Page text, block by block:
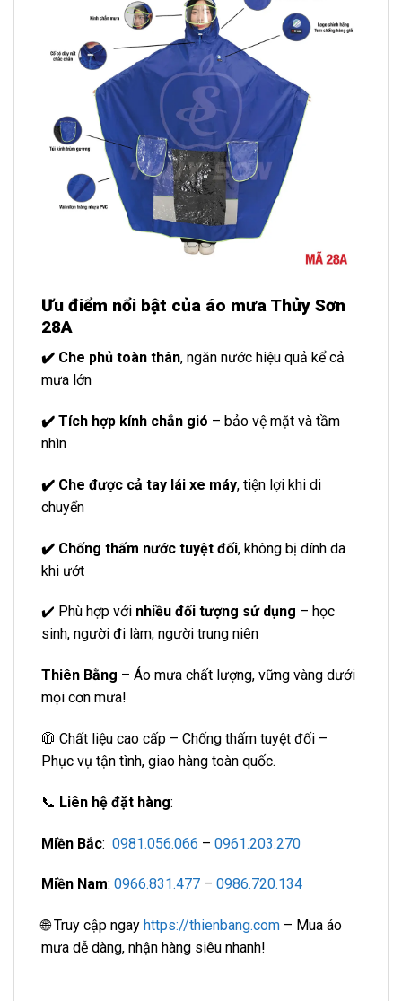
Ưu điểm nổi bật của áo mưa Thủy Sơn
28A
✔️ Che phủ toàn thân, ngăn nước hiệu quả kể cả
mưa lớn
✔️ Tích hợp kính chắn gió – bảo vệ mặt và tầm
nhìn
✔️ Che được cả tay lái xe máy, tiện lợi khi di
chuyển
✔️ Chống thấm nước tuyệt đối, không bị dính da
khi ướt
✔️ Phù hợp với nhiều đối tượng sử dụng – học
sinh, người đi làm, người trung niên
Thiên Bằng – Áo mưa chất lượng, vững vàng dưới
mọi cơn mưa!
🧥 Chất liệu cao cấp – Chống thấm tuyệt đối –
Phục vụ tận tình, giao hàng toàn quốc.
📞 Liên hệ đặt hàng:
Miền Bắc: 0981.056.066 – 0961.203.270
Miền Nam: 0966.831.477 – 0986.720.134
🌐 Truy cập ngay https://thienbang.com – Mua áo
mưa dễ dàng, nhận hàng siêu nhanh!